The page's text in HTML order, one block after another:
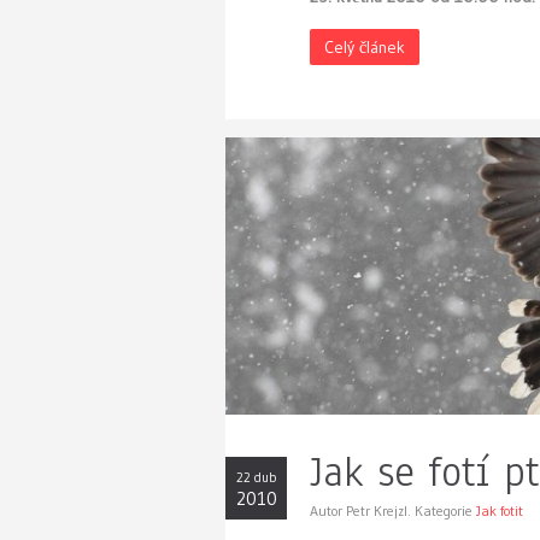
Celý článek
22 dub
2010 Jak se fotí
Autor Petr Krejzl. Kategorie Jak fotit